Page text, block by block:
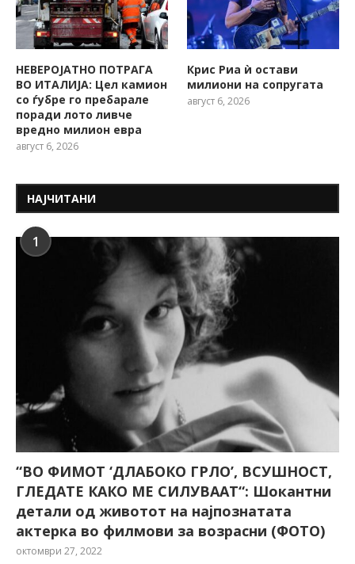
НЕВЕРОЈАТНО ПОТРАГА
ВО ИТАЛИЈА: Цел камион
со ѓубре го пребарале
поради лото ливче
вредно милион евра
август 6, 2026
Крис Риа ѝ остави
милиони на сопругата
август 6, 2026
НАЈЧИТАНИ
1
“ВО ФИМОТ ‘ДЛАБОКО ГРЛО’, ВСУШНОСТ,
ГЛЕДАТЕ КАКО МЕ СИЛУВААТ“: Шокантни
детали од животот на најпознатата
актерка во филмови за возрасни (ФОТО)
октомври 27, 2022